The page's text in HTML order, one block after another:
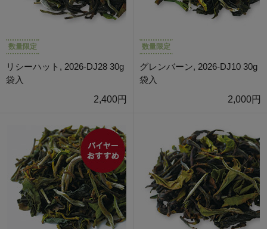
数量限定
リシーハット, 2026-DJ28 30g
袋入
2,400円
数量限定
グレンバーン, 2026-DJ10 30g
袋入
2,000円